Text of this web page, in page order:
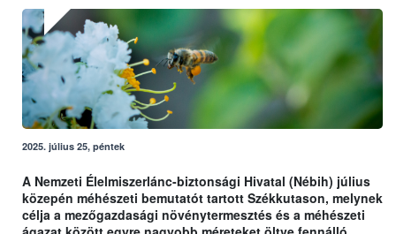
2025. július 25, péntek
A Nemzeti Élelmiszerlánc-biztonsági Hivatal (Nébih) július
közepén méhészeti bemutatót tartott Székkutason, melynek
célja a mezőgazdasági növénytermesztés és a méhészeti